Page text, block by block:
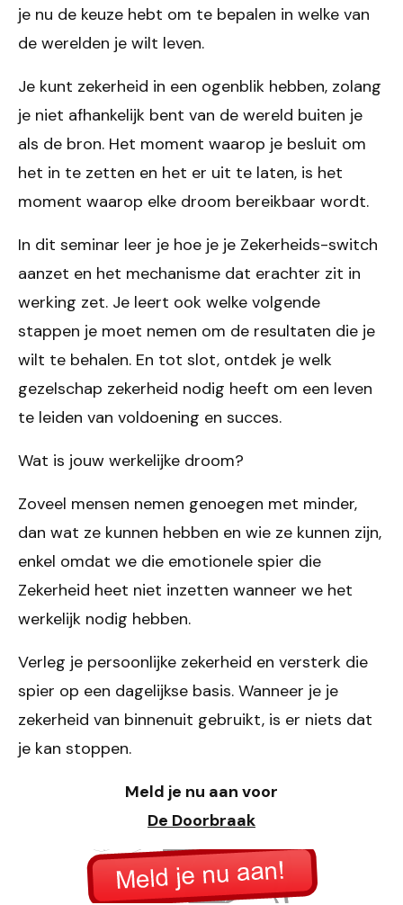
je nu de keuze hebt om te bepalen in welke van
de werelden je wilt leven.
Je kunt zekerheid in een ogenblik hebben, zolang
je niet afhankelijk bent van de wereld buiten je
als de bron. Het moment waarop je besluit om
het in te zetten en het er uit te laten, is het
moment waarop elke droom bereikbaar wordt.
In dit seminar leer je hoe je je Zekerheids-switch
aanzet en het mechanisme dat erachter zit in
werking zet. Je leert ook welke volgende
stappen je moet nemen om de resultaten die je
wilt te behalen. En tot slot, ontdek je welk
gezelschap zekerheid nodig heeft om een leven
te leiden van voldoening en succes.
Wat is jouw werkelijke droom?
Zoveel mensen nemen genoegen met minder,
dan wat ze kunnen hebben en wie ze kunnen zijn,
enkel omdat we die emotionele spier die
Zekerheid heet niet inzetten wanneer we het
werkelijk nodig hebben.
Verleg je persoonlijke zekerheid en versterk die
spier op een dagelijkse basis. Wanneer je je
zekerheid van binnenuit gebruikt, is er niets dat
je kan stoppen.
Meld je nu aan voor
De Doorbraak